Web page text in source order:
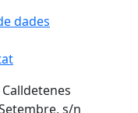
dades
s/n